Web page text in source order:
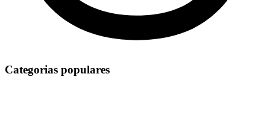
Categorias populares